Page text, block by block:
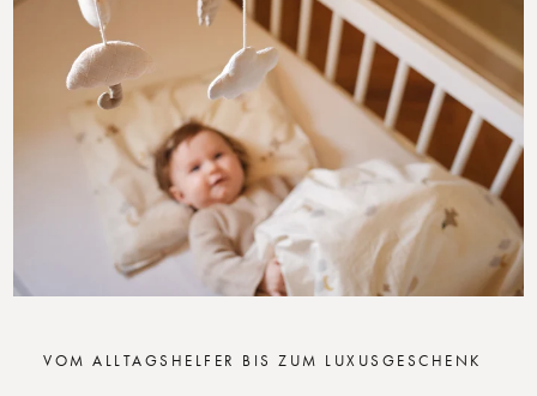
VOM ALLTAGSHELFER BIS ZUM LUXUSGESCHENK